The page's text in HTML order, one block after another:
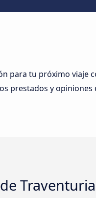
para tu próximo viaje
prestados y opiniones
Traventuria